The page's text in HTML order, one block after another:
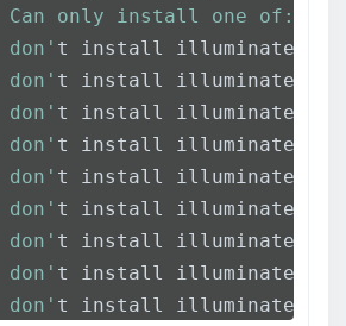
Can only install one of:
don'
t install illuminate/
don'
t install illuminate/
don'
t install illuminate/
don'
t install illuminate/
don'
t install illuminate/
don'
t install illuminate/
don'
t install illuminate/
don'
t install illuminate/
don'
t install illuminate/